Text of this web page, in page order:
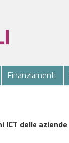
Finanziamenti
delle aziende